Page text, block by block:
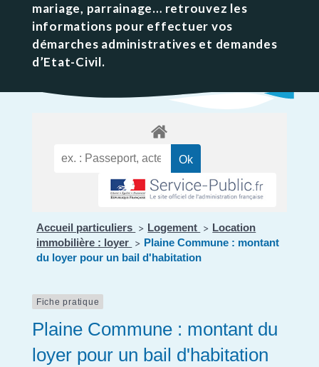
mariage, parrainage… retrouvez les
informations pour effectuer vos
démarches administratives et demandes
d’Etat-Civil.
Accueil particuliers > Logement > Location
immobilière : loyer > Plaine Commune : montant
du loyer pour un bail d'habitation
Fiche pratique
Plaine Commune : montant du
loyer pour un bail d'habitation